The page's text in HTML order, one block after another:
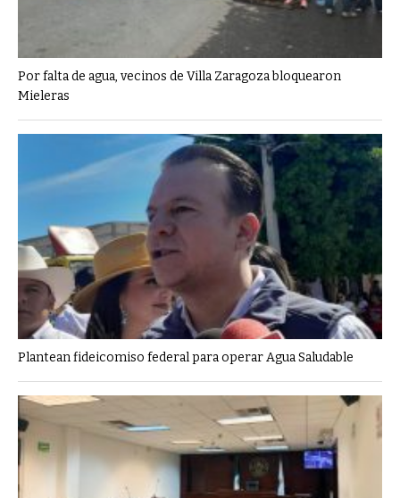
Por falta de agua, vecinos de Villa Zaragoza bloquearon
Mieleras
Plantean fideicomiso federal para operar Agua Saludable